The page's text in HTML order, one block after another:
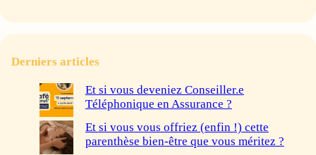
Derniers articles
Et si vous deveniez Conseiller.e
Téléphonique en Assurance ?
Et si vous vous offriez (enfin !) cette
parenthèse bien-être que vous méritez ?